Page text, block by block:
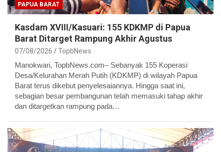
PAPUA BARAT
Kasdam XVIII/Kasuari: 155 KDKMP di Papua
Barat Ditarget Rampung Akhir Agustus
07/08/2026 TopbNews
Manokwari, TopbNews.com– Sebanyak 155 Koperasi
Desa/Kelurahan Merah Putih (KDKMP) di wilayah Papua
Barat terus dikebut penyelesaiannya. Hingga saat ini,
sebagian besar pembangunan telah memasuki tahap akhir
dan ditargetkan rampung pada…